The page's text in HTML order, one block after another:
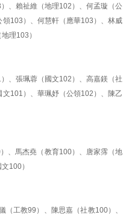
、賴祉維（地理102）、何孟璇（公
103）、何慧軒（應華103）、林威
理103）
、張珮蓉（國文102）、高嘉鎂（社
101）、華珮妤（公領102）、陳乙
、馬杰堯（教育100）、唐家霈（地
100）
工教99）、陳思嘉（社教100）、